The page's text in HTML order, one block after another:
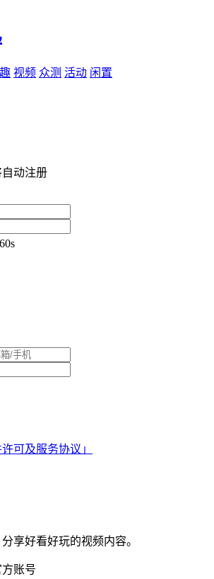
视频 众测 活动 闲置
动注册
60s
许可及服务协议」
享好看好玩的视频内容。
账号